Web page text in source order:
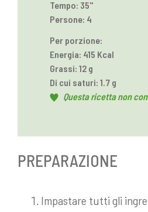
Tempo: 35''
Persone: 4
Per porzione:
Energia: 415 Kcal
Grassi: 12 g
Di cui saturi: 1.7 g
Questa ricetta non
PREPARAZIONE
Impastare tutti gli